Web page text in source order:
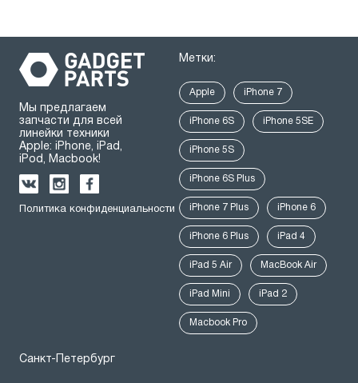
Мы предлагаем
запчасти для всей
линейки техники
Apple: iPhone, iPad,
iPod, Macbook!
Политика конфиденциальности
Метки:
Apple iPhone 7
iPhone 6S iPhone 5SE
iPhone 5S
iPhone 6S Plus
iPhone 7 Plus iPhone 6
iPhone 6 Plus iPad 4
iPad 5 Air MacBook Air
iPad Mini iPad 2
Macbook Pro
Санкт-Петербург